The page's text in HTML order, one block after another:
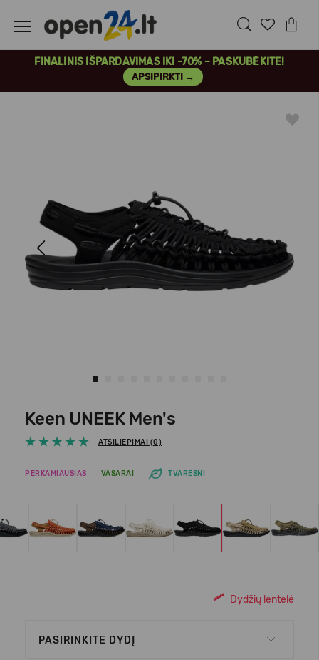
FINALINIS IŠPARDAVIMAS IKI -70% – PASKUBĖKITE!
APSIPIRKTI →
Previous Next
Keen UNEEK Men's
ATSILIEPIMAI (0)
PERKAMIAUSIAS VASARAI TVARESNI
Dydžių lentelė
PASIRINKITE DYDĮ